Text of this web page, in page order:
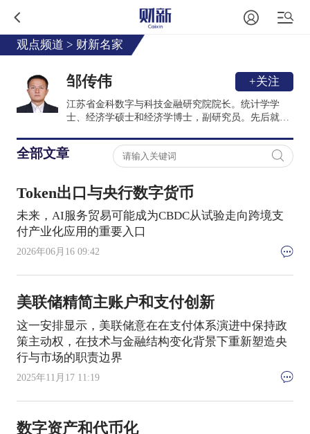
观点频道 > 财新名家
邹传伟 +关注
江苏省金科数字与科技金融研究院院长。统计学学
士、经济学硕士和经济学博士，副研究员。先后就读
家发展研究院）、中国人民银行研究生部（现清华大
学五道口金融学院）以及哈佛大学肯尼迪学院梅森学
者。曾供职于中央汇金公司、中国投资公司、南湖金
服和比特大陆。曾获首届（2014年度）孙冶方金融创
新奖。
全部文章
Token出口与央行数字货币
未来，AI服务贸易可能成为CBDC从试验走向跨境支
付产业化应用的重要入口
2026年06月16 09:42
美联储精简主账户和支付创新
这一安排显示，美联储意在在支付体系演进中保持政
策主动权，在技术与金融结构变化背景下重新塑造央
行与市场的职责边界
2025年11月17 11:19
数字资产和代币化